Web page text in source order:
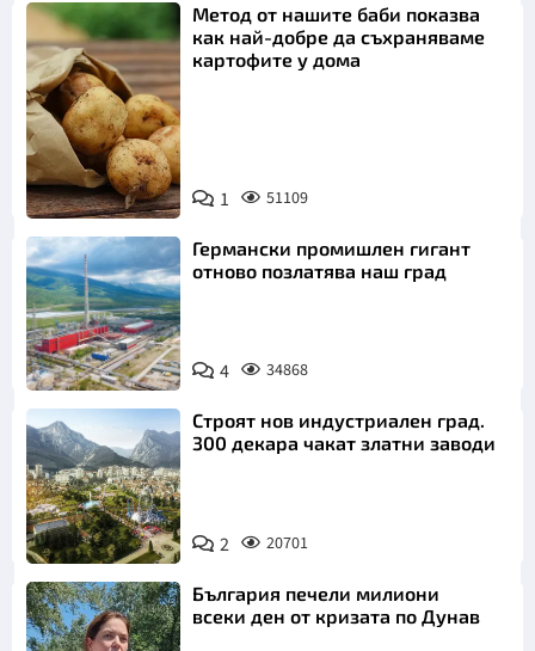
Снимка:
Пиксабей
Метод от нашите баби показва
как най-добре да съхраняваме
картофите у дома
1 51109
Германски промишлен гигант
отново позлатява наш град
4 34868
Строят нов индустриален град.
300 декара чакат златни заводи
2 20701
България печели милиони
всеки ден от кризата по Дунав